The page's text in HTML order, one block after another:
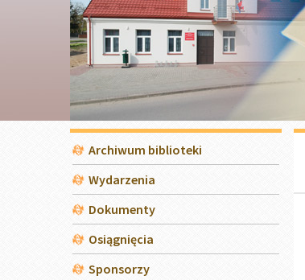
Menu
Archiwum biblioteki
Wydarzenia
Dokumenty
Osiągnięcia
Sponsorzy